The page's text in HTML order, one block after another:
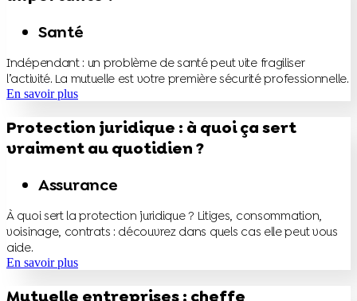
Santé
Indépendant : un problème de santé peut vite fragiliser
l’activité. La mutuelle est votre première sécurité professionnelle.
En savoir plus
Protection juridique : à quoi ça sert
vraiment au quotidien ?
Assurance
À quoi sert la protection juridique ? Litiges, consommation,
voisinage, contrats : découvrez dans quels cas elle peut vous
aide.
En savoir plus
Mutuelle entreprises : cheffe